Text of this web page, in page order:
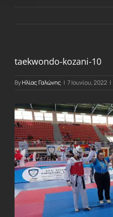
taekwondo-kozani-10
ByΗλίας Γαλώνης | 7 Ιουνίου, 2022 |